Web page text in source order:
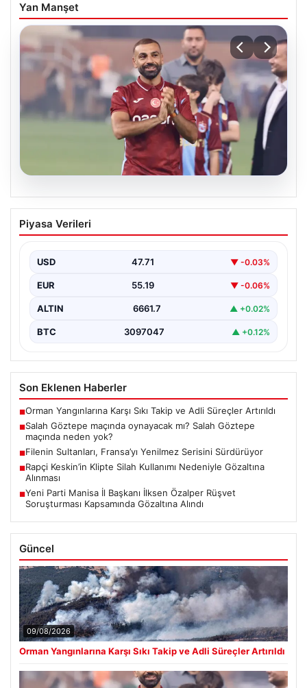
Yan Manşet
08.08.2026
Salah Göztepe maçında oynayacak mı?
Salah Göztepe maçında neden yok?
Piyasa Verileri
USD 47.71 ▼ -0.03%
EUR 55.19 ▼ -0.06%
ALTIN 6661.7 ▲ +0.02%
BTC 3097047 ▲ +0.12%
Son Eklenen Haberler
■Orman Yangınlarına Karşı Sıkı Takip ve Adli Süreçler Artırıldı
■Salah Göztepe maçında oynayacak mı? Salah Göztepe
maçında neden yok?
■Filenin Sultanları, Fransa’yı Yenilmez Serisini Sürdürüyor
■Rapçi Keskin’in Klipte Silah Kullanımı Nedeniyle Gözaltına
Alınması
■Yeni Parti Manisa İl Başkanı İlksen Özalper Rüşvet
Soruşturması Kapsamında Gözaltına Alındı
Güncel
09/08/2026
Orman Yangınlarına Karşı Sıkı Takip ve Adli Süreçler Artırıldı